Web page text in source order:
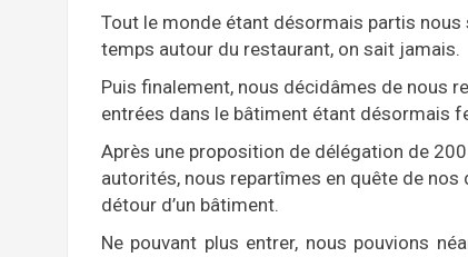
Tout le monde étant désormais partis
temps autour du restaurant, on sait jamais.
Puis finalement, nous décidâmes de nous
entrées dans le bâtiment étant désormais
Après une proposition de délégation de
autorités, nous repartîmes en quête de
détour d’un bâtiment.
Ne pouvant plus entrer, nous pouvions